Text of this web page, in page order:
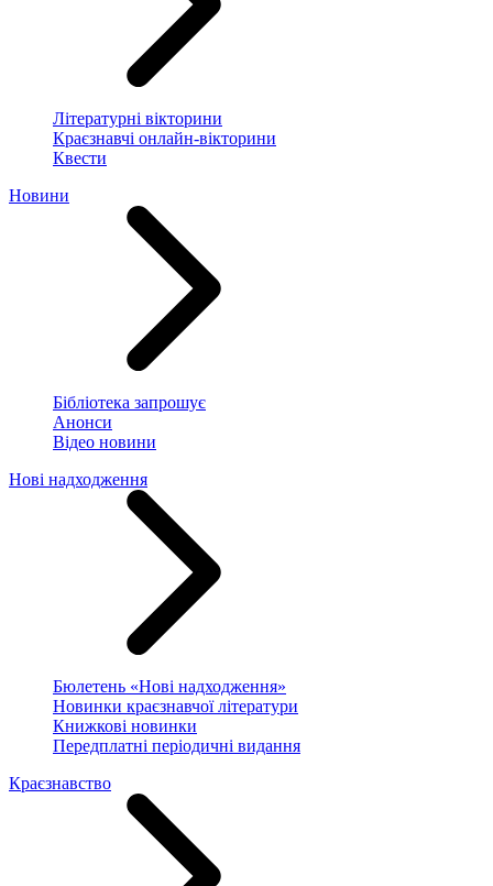
Літературні вікторини
Краєзнавчі онлайн-вікторини
Квести
Новини
Бібліотека запрошує
Анонси
Відео новини
Нові надходження
Бюлетень «Нові надходження»
Новинки краєзнавчої літератури
Книжкові новинки
Передплатні періодичні видання
Краєзнавство